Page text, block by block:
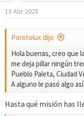
13 Abr 2025
Porotolux dijo:
Hola buenas, creo que
me deja pillar ningún
Pueblo Paleta, Ciudad
A alguno le pasó algo
Hasta qué misión has